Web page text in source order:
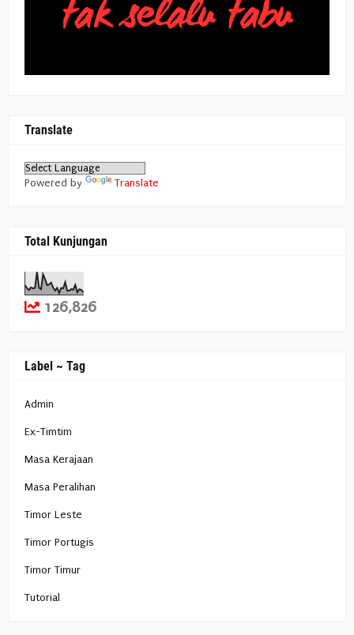
Translate
Powered by Translate
Total Kunjungan
126,826
Label ~ Tag
Admin
Ex-Timtim
Masa Kerajaan
Masa Peralihan
Timor Leste
Timor Portugis
Timor Timur
Tutorial